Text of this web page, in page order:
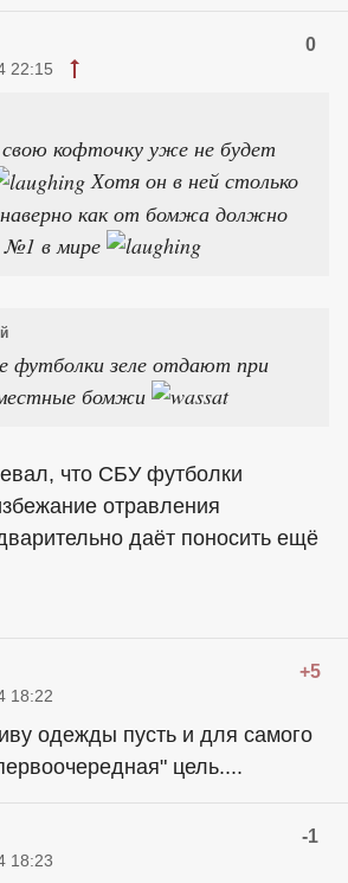
0
22:15
кофточку уже не будет
Хотя он в ней столько
наверно как от бомжа должно
№1 в мире
футболки зеле отдают при
бомжи
что СБУ футболки
отравления
даёт поносить ещё
+5
18:22
одежды пусть и для самого
цель....
-1
18:23